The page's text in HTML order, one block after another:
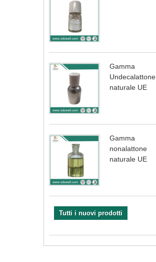
Gamma
Undecalattone
naturale UE
Gamma
nonalattone
naturale UE
Tutti i nuovi prodotti